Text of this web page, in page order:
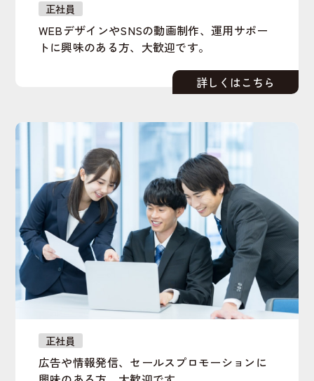
正社員
WEBデザインやSNSの動画制作、運用サポー
トに興味のある方、大歓迎です。
正社員
広告や情報発信、セールスプロモーションに